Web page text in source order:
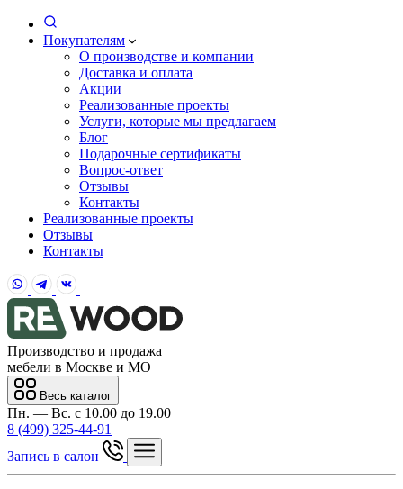
Покупателям
О производстве и компании
Доставка и оплата
Акции
Реализованные проекты
Услуги, которые мы предлагаем
Блог
Подарочные сертификаты
Вопрос-ответ
Отзывы
Контакты
Реализованные проекты
Отзывы
Контакты
Производство и продажа
мебели в Москве и МО
Весь каталог
Пн. — Вс. с 10.00 до 19.00
8 (499) 325-44-91
Запись в салон